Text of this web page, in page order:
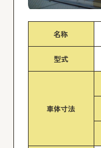
名称
型式
車体寸法